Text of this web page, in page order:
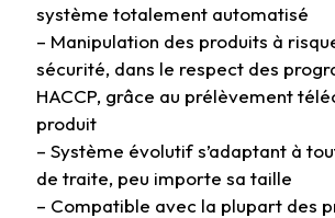
système totalement automatisé
– Manipulation des produits à
sécurité, dans le respect des
HACCP, grâce au prélèvement
produit
– Système évolutif s’adaptant à
de traite, peu importe sa taille
– Compatible avec la plupart des